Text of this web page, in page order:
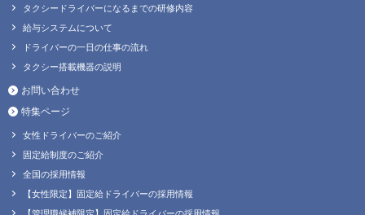
タクシードライバーになるまでの研修内容
給与システムについて
ドライバーの一日の仕事の流れ
タクシー搭載機器の説明
お問い合わせ
特集ページ
女性ドライバーのご紹介
固定給制度のご紹介
全国の採用情報
【女性限定】固定給ドライバーの採用情報